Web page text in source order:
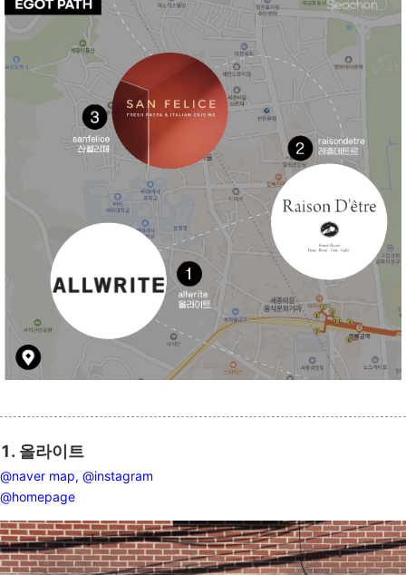
1. 올라이트
@naver map, @instagram
@homepage